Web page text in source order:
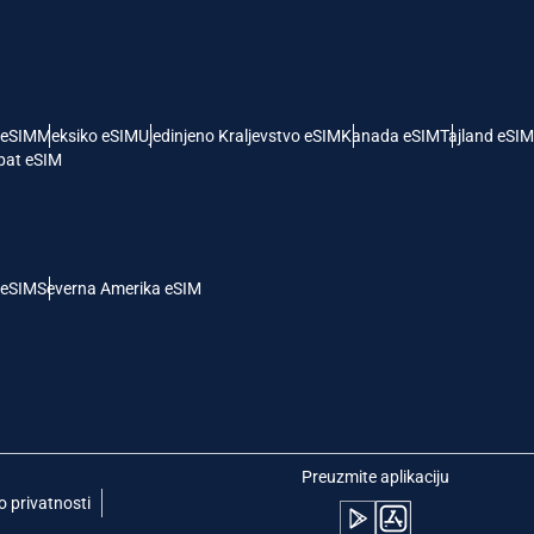
Meksiko eSIMUjedinjeno Kraljevstvo eSIMKanada eSIMTajland eSIM
eSIM
Severna Amerika eSIM
privatnosti
Preuzmite aplikaciju
Polski Português
THB - Tajlandski Bat